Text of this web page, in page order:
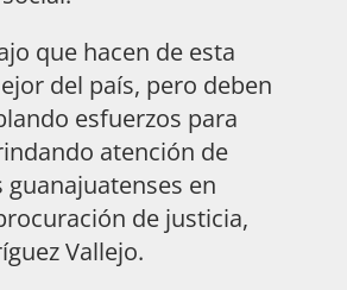
que hacen de esta
del país, pero deben
esfuerzos para
atención de
guanajuatenses en
de justicia,
Vallejo.